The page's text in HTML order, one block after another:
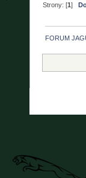
Strony: [1]
FORUM